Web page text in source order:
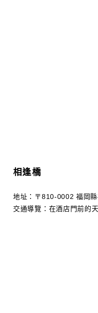
相逢橋
地址：〒810-0002 福岡
交通導覽：在酒店門前的